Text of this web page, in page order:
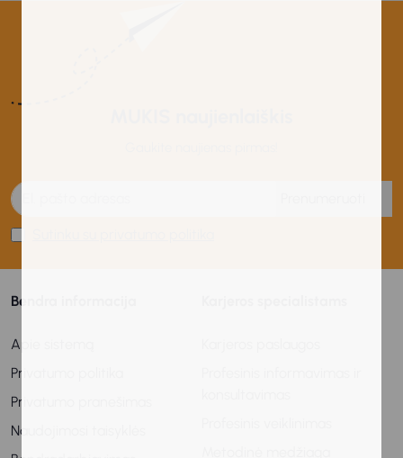
Bendra informacija
Apie sistemą
Privatumo politika
Privatumo pranešimas
Naudojimosi taisyklės